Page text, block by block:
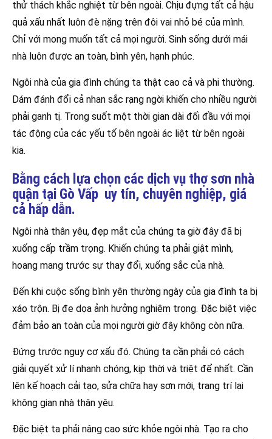
thử thách khắc nghiệt từ bên ngoài. Chịu đựng tất cả hậu
quả xấu nhất luôn đè nặng trên đôi vai nhỏ bé của mình.
Chỉ với mong muốn tất cả mọi người. Sinh sống dưới mái
nhà luôn được an toàn, bình yên, hạnh phúc.
Ngôi nhà của gia đình chúng ta thật cao cả và phi thường.
Dám đánh đổi cả nhan sắc rạng ngời khiến cho nhiều người
phải ganh tị. Trong suốt một thời gian dài đối đầu với mọi
tác động của các yếu tố bên ngoài ác liệt từ bên ngoài
kia.
Bằng cách lựa chọn các dịch vụ thợ sơn nhà
quận tại Gò Vấp uy tín, chuyên nghiệp, giá
cả hấp dẫn.
Ngôi nhà thân yêu, đẹp mắt của chúng ta giờ đây đã bị
xuống cấp trầm trọng. Khiến chúng ta phải giật mình,
hoang mang trước sự thay đổi, xuống sắc của nhà.
Đến khi cuộc sống bình yên thường ngày của gia đình ta bị
xáo trộn. Bị đe dọa ảnh hưởng nghiêm trọng. Đặc biệt việc
đảm bảo an toàn của mọi người giờ đây không còn nữa.
Đứng trước nguy cơ xấu đó. Chúng ta cần phải có cách
giải quyết xử lí nhanh chóng, kịp thời và triệt để nhất. Cần
lên kế hoạch cải tạo, sửa chữa hay sơn mới, trang trí lại
không gian nhà thân yêu.
Đặc biệt ta phải nâng cao sức khỏe ngôi nhà. Tạo ra cho